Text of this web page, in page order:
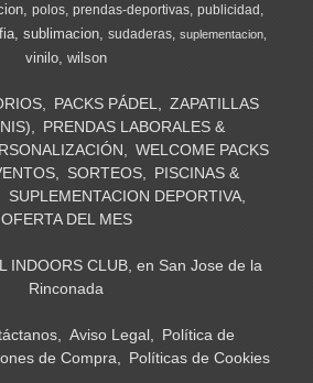
polos prendas-deportivas publicidad
sublimacion sudaderas suplementacion
vinilo wilson
PACKS PÁDEL
ZAPATILLAS
PRENDAS LABORALES &
WELCOME PACKS
SORTEOS
PISCINAS &
SUPLEMENTACION DEPORTIVA
OFERTA DEL MES
INDOORS CLUB, en San Jose de la
Rinconada
Aviso Legal
Política de
de Compra Políticas de Cookies